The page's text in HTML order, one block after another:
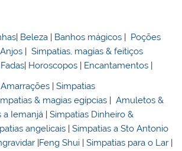
| Beleza | Banhos mágicos | Poções
Anjos |Simpatias, magias & feitiços
| Horoscopos | Encantamentos |
Amarrações |Simpatias
& magias egípcias |Amuletos &
a Iemanjá |Simpatias Dinheiro &
angelicais |Simpatias a Sto Antonio
|Feng Shui |Simpatias para o Lar |